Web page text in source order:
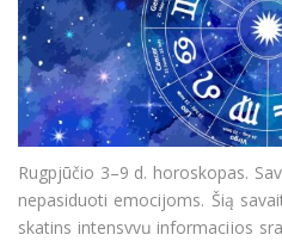
Rugpjūčio 3–9 d. horoskopas.
nepasiduoti emocijoms. Šią
skatins intensyvų informacijos